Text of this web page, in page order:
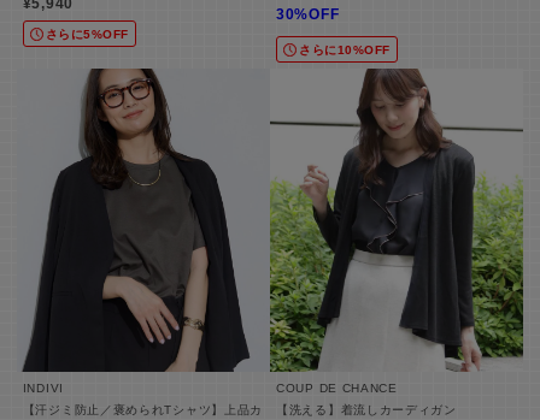
¥5,940
さらに5%OFF
30%OFF
さらに10%OFF
INDIVI
【汗ジミ防止／褒められTシャツ】上品カ
COUP DE CHANCE
【洗える】着流しカーディガン